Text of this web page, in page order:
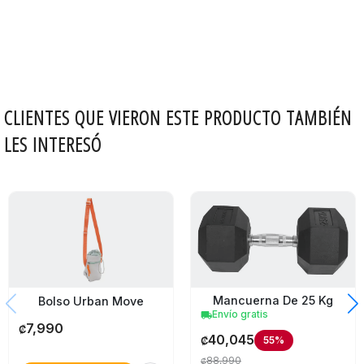
CLIENTES QUE VIERON ESTE PRODUCTO TAMBIÉN
LES INTERESÓ
Bolso Urban Move
₡7,990
Mancuerna De 25 Kg
local_shippingEnvío gratis
₡40,045 55%
₡88,990